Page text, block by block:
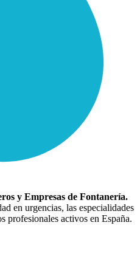
y Empresas de Fontanería.
en urgencias, las especialidades
profesionales activos en España.